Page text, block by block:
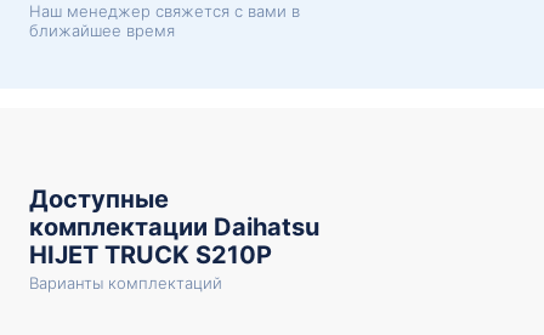
Наш менеджер свяжется с вами в
ближайшее время
Доступные
комплектации Daihatsu
HIJET TRUCK S210P
Варианты комплектаций